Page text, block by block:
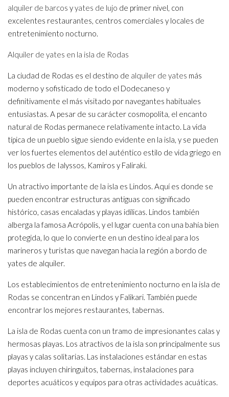
alquiler de barcos yyates de lujo de primer nivel, con
excelentes restaurantes, centros comerciales y locales de
entretenimiento nocturno.
Alquiler de yates en la isla de Rodas
La ciudad de Rodas es el destino de alquiler de yates más
moderno y sofisticado de todo el Dodecaneso y
definitivamente el más visitado por navegantes habituales
entusiastas. A pesar de su carácter cosmopolita, el encanto
natural de Rodas permanece relativamente intacto. La vida
típica de un pueblo sigue siendo evidente en la isla, y se pueden
ver los fuertes elementos del auténtico estilo de vida griego en
los pueblos de Ialyssos, Kamiros y Faliraki.
Un atractivo importante de la isla es Lindos. Aquí es donde se
pueden encontrar estructuras antiguas con significado
histórico, casas encaladas y playas idílicas. Lindos también
alberga la famosa Acrópolis, y el lugar cuenta con una bahía bien
protegida, lo que lo convierte en un destino ideal para los
marineros y turistas que navegan hacia la región a bordo de
yates de alquiler.
Los establecimientos de entretenimiento nocturno en la isla de
Rodas se concentran en Lindos y Falikari. También puede
encontrar los mejores restaurantes, tabernas.
La isla de Rodas cuenta con un tramo de impresionantes calas y
hermosas playas. Los atractivos de la isla son principalmente sus
playas y calas solitarias. Las instalaciones estándar en estas
playas incluyen chiringuitos, tabernas, instalaciones para
deportes acuáticos y equipos para otras actividades acuáticas.